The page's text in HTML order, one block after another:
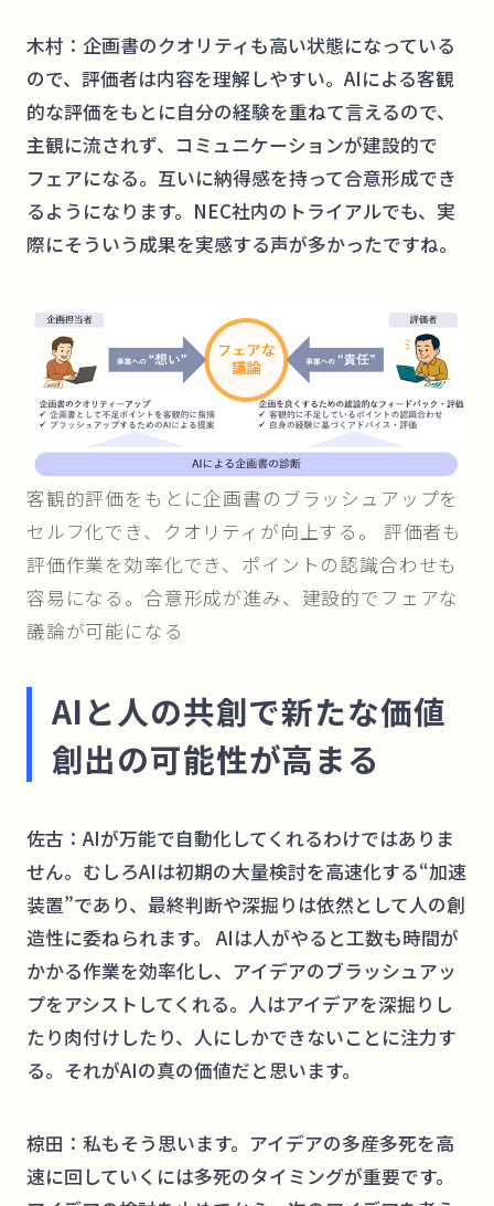
木村：企画書のクオリティも高い状態になっている
ので、評価者は内容を理解しやすい。AIによる客観
的な評価をもとに自分の経験を重ねて言えるので、
主観に流されず、コミュニケーションが建設的で
フェアになる。互いに納得感を持って合意形成でき
るようになります。NEC社内のトライアルでも、実
際にそういう成果を実感する声が多かったですね。
客観的評価をもとに企画書のブラッシュアップを
セルフ化でき、クオリティが向上する。 評価者も
評価作業を効率化でき、ポイントの認識合わせも
容易になる。合意形成が進み、建設的でフェアな
議論が可能になる
AIと人の共創で新たな価値
創出の可能性が高まる
佐古：AIが万能で自動化してくれるわけではありま
せん。むしろAIは初期の大量検討を高速化する“加速
装置”であり、最終判断や深掘りは依然として人の創
造性に委ねられます。 AIは人がやると工数も時間が
かかる作業を効率化し、アイデアのブラッシュアッ
プをアシストしてくれる。人はアイデアを深掘りし
たり肉付けしたり、人にしかできないことに注力す
る。それがAIの真の価値だと思います。
椋田：私もそう思います。アイデアの多産多死を高
速に回していくには多死のタイミングが重要です。